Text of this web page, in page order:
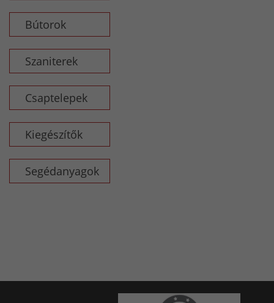
Bútorok
Szaniterek
Csaptelepek
Kiegészítők
Segédanyagok